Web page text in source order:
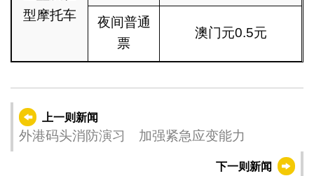
型摩托车
夜间普通
票
澳门元0.5元
上一则新闻
外港码头消防演习 加强紧急应变能力
下一则新闻